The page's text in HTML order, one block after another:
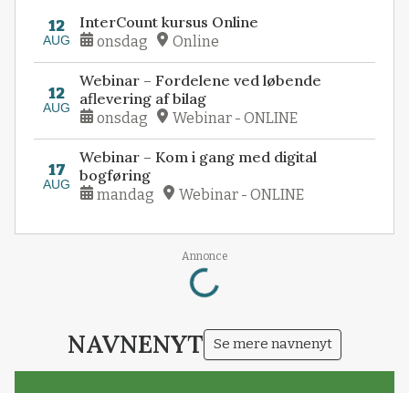
12
AUG
InterCount kursus Online
onsdag Online
12
AUG
Webinar – Fordelene ved løbende
aflevering af bilag
onsdag Webinar - ONLINE
17
AUG
Webinar – Kom i gang med digital
bogføring
mandag Webinar - ONLINE
Annonce
Loading...
NAVNENYT Se mere navnenyt